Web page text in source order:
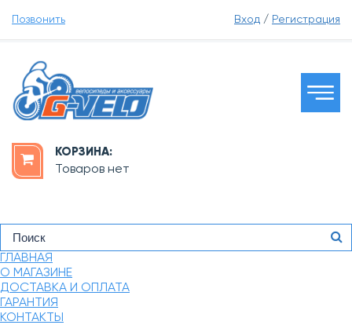
Позвонить Вход / Регистрация
КОРЗИНА:
Товаров нет
ГЛАВНАЯ
О МАГАЗИНЕ
ДОСТАВКА И ОПЛАТА
ГАРАНТИЯ
КОНТАКТЫ